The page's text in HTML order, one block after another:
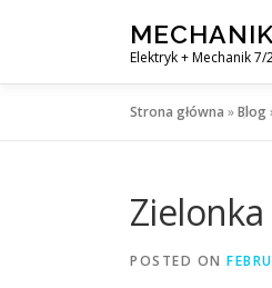
Elektryk + Mechanik 7/
Strona główna »Blog
Zielonka
POSTED ON